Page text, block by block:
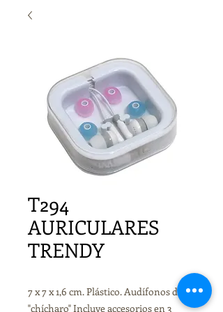
T294
AURICULARES
TRENDY
7 x 7 x 1,6 cm. Plástico. Audífonos de
"chícharo" Incluye accesorios en 3